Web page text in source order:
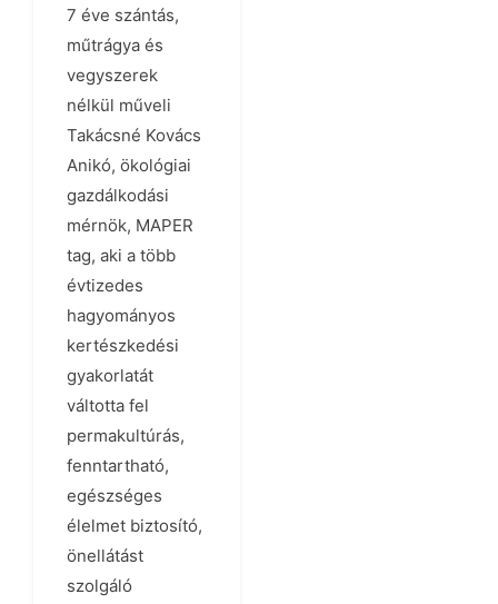
7 éve szántás,
műtrágya és
vegyszerek
nélkül műveli
Takácsné Kovács
Anikó, ökológiai
gazdálkodási
mérnök, MAPER
tag, aki a több
évtizedes
hagyományos
kertészkedési
gyakorlatát
váltotta fel
permakultúrás,
fenntartható,
egészséges
élelmet biztosító,
önellátást
szolgáló